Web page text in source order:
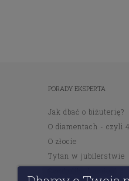
PORADY EKSPERTA
Jak dbać o biżuterię?
O diamentach - czyli
O złocie
Tytan w jubilerstwie